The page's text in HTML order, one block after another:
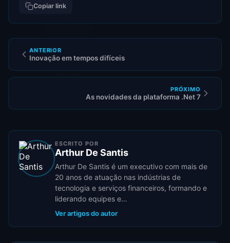
Copiar link
ANTERIOR
Inovação em tempos difíceis
PRÓXIMO
As novidades da plataforma .Net 7
ESCRITO POR
Arthur De Santis
Arthur De Santis é um executivo com mais de
20 anos de atuação nas indústrias de
tecnologia e serviços financeiros, formando e
liderando equipes e…
Ver artigos do autor